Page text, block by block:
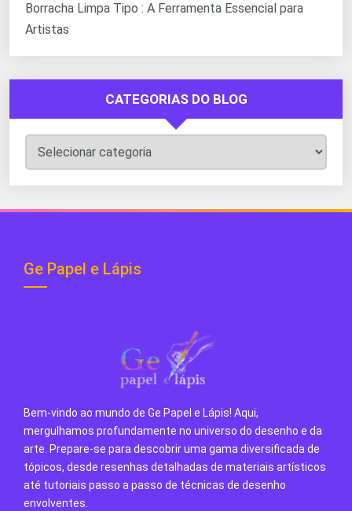
Borracha Limpa Tipo : A Ferramenta Essencial para
Artistas
CATEGORIAS DO BLOG
Categorias
do
Blog
Ge Papel e Lápis
Bem-vindo ao mundo de Ge Papel e Lápis! Aqui,
mergulhamos profundamente no universo do desenho e da
arte. Prepare-se para descobrir uma gama diversificada de
tópicos, desde resenhas detalhadas de materiais artísticos
até tutoriais passo a passo de técnicas de desenho
envolventes.